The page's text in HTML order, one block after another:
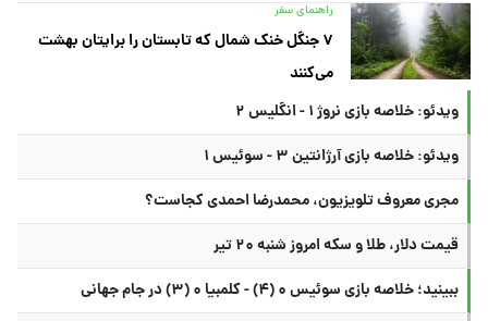
راهنمای سفر
۷ جنگل خنک شمال که تابستان را برایتان بهشت
می‌کنند
ویدئو: خلاصه بازی نروژ ۱ - انگلیس ۲
ویدئو: خلاصه بازی آرژانتین ۳ - سوئیس ۱
مجری معروف تلویزیون، محمدرضا احمدی کجاست؟
قیمت دلار، طلا و سکه امروز شنبه ۲۰ تیر
ببینید؛ خلاصه بازی سوئیس ۰ (۴) - کلمبیا ۰ (۳) در جام جهانی